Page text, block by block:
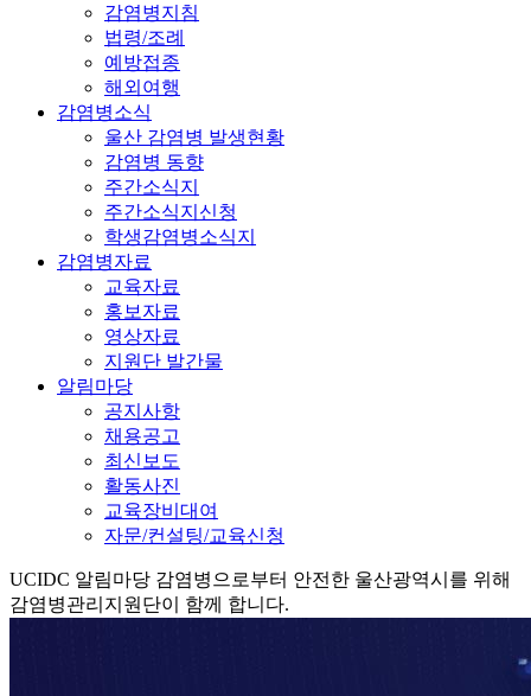
감염병지침
법령/조례
예방접종
해외여행
감염병소식
울산 감염병 발생현황
감염병 동향
주간소식지
주간소식지신청
학생감염병소식지
감염병자료
교육자료
홍보자료
영상자료
지원단 발간물
알림마당
공지사항
채용공고
최신보도
활동사진
교육장비대여
자문/컨설팅/교육신청
UCIDC 알림마당 감염병으로부터 안전한 울산광역시를 위해
감염병관리지원단이 함께 합니다.